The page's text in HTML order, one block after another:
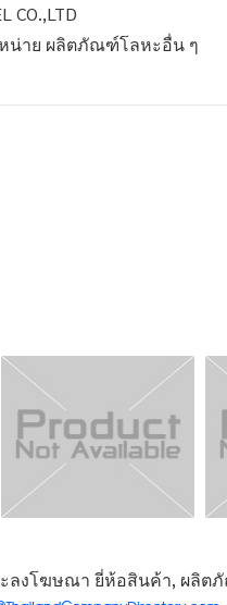
CO.,LTD
น่าย ผลิตภัณฑ์โลหะอื่น ๆ
ลงโฆษณา ยี่ห้อสินค้า, ผลิต